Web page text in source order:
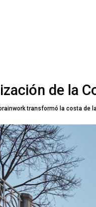
de la
transformó la costa de